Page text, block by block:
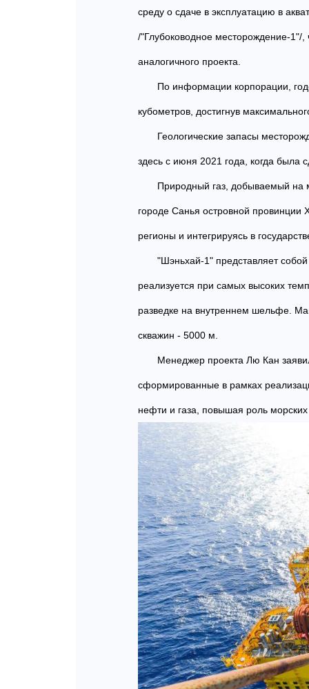
среду о сдаче в эксплуатацию в
/"Глубоководное месторождение-1"/
аналогичного проекта.
По информации корпорации,
кубометров, достигнув
Геологические запасы
здесь с июня 2021 года, когда была
Природный газ, добываемый на
городе Санья островной провинции
регионы и интегрируясь в
"Шэньхай-1" представляет
реализуется при самых высоких
разведке на внутреннем шельфе.
скважин - 5000 м.
Менеджер проекта Лю Кан
сформированные в рамках
нефти и газа, повышая роль